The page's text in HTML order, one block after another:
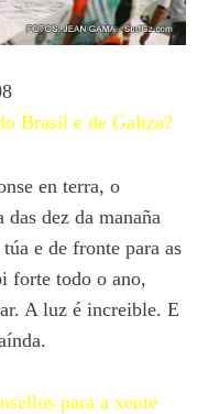
Brasil e de Galiza?
en terra, o
dez da manaña
e de fronte para as
forte todo o ano,
A luz é increible. E
para a xente